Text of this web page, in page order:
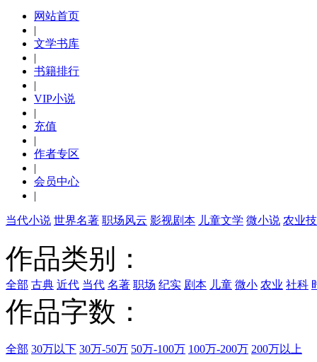
网站首页
|
文学书库
|
书籍排行
|
VIP小说
|
充值
|
作者专区
|
会员中心
|
当代小说 世界名著 职场风云 影视剧本 儿童文学 微小说 农业
作品类别：
全部 古典 近代 当代 名著 职场 纪实 剧本 儿童 微小 农业 社科
作品字数：
全部 30万以下 30万-50万 50万-100万 100万-200万 200万以上